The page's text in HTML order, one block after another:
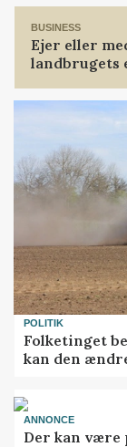
BUSINESS
Ejer eller
POLITIK
Folketinget
kan den
ANNONCE
Der kan være